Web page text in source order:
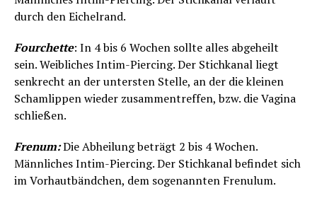
durch den Eichelrand.
Fourchette: In 4 bis 6 Wochen sollte alles abgeheilt
sein. Weibliches Intim-Piercing. Der Stichkanal liegt
senkrecht an der untersten Stelle, an der die kleinen
Schamlippen wieder zusammentreffen, bzw. die Vagina
schließen.
Frenum:Die Abheilung beträgt 2 bis 4 Wochen.
Männliches Intim-Piercing. Der Stichkanal befindet sich
im Vorhautbändchen, dem sogenannten Frenulum.